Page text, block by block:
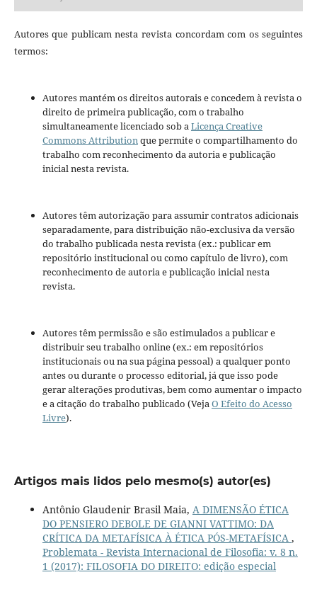
Autores que publicam nesta revista concordam com os seguintes
termos:
Autores mantém os direitos autorais e concedem à revista o
direito de primeira publicação, com o trabalho
simultaneamente licenciado sob aLicença Creative
Commons Attributionque permite o compartilhamento do
trabalho com reconhecimento da autoria e publicação
inicial nesta revista.
Autores têm autorização para assumir contratos adicionais
separadamente, para distribuição não-exclusiva da versão
do trabalho publicada nesta revista (ex.: publicar em
repositório institucional ou como capítulo de livro), com
reconhecimento de autoria e publicação inicial nesta
revista.
Autores têm permissão e são estimulados a publicar e
distribuir seu trabalho online (ex.: em repositórios
institucionais ou na sua página pessoal) a qualquer ponto
antes ou durante o processo editorial, já que isso pode
gerar alterações produtivas, bem como aumentar o impacto
e a citação do trabalho publicado (VejaO Efeito do Acesso
Livre).
Artigos mais lidos pelo mesmo(s) autor(es)
Antônio Glaudenir Brasil Maia, A DIMENSÃO ÉTICA
DO PENSIERO DEBOLE DE GIANNI VATTIMO: DA
CRÍTICA DA METAFÍSICA À ÉTICA PÓS-METAFÍSICA ,
Problemata - Revista Internacional de Filosofia: v. 8 n.
1 (2017): FILOSOFIA DO DIREITO: edição especial